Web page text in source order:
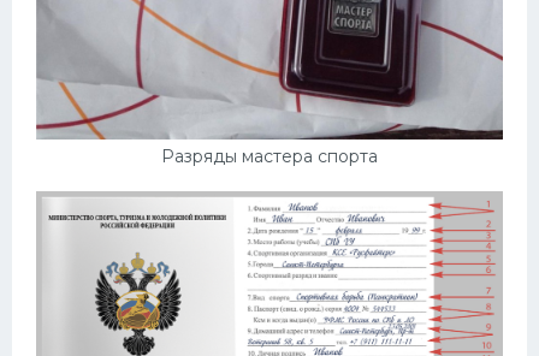
Разряды мастера спорта